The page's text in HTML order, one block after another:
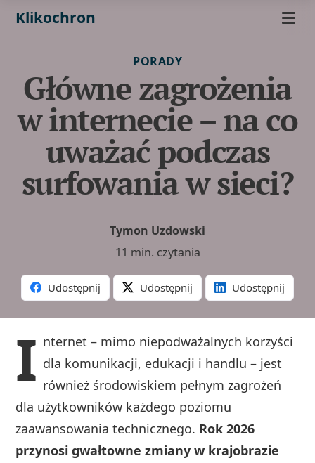
Klikochron
PORADY
Główne zagrożenia
w internecie – na co
uważać podczas
surfowania w sieci?
Tymon Uzdowski
11 min. czytania
Udostępnij Udostępnij Udostępnij
I nternet – mimo niepodważalnych korzyści
dla komunikacji, edukacji i handlu – jest
również środowiskiem pełnym zagrożeń
dla użytkowników każdego poziomu
zaawansowania technicznego. Rok 2026
przynosi gwałtowne zmiany w krajobrazie